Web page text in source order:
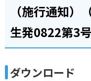
（施行通知
生発0822第3号
ダウンロード